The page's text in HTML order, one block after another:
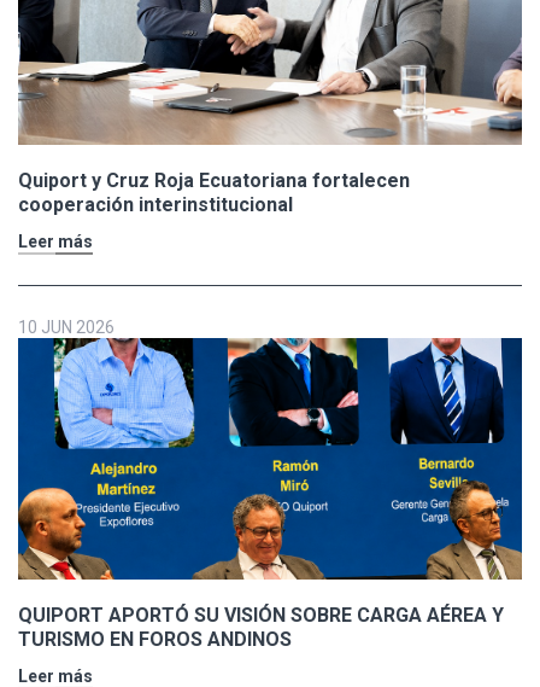
Quiport y Cruz Roja Ecuatoriana fortalecen
cooperación interinstitucional
Leer más
10 JUN 2026
QUIPORT APORTÓ SU VISIÓN SOBRE CARGA AÉREA Y
TURISMO EN FOROS ANDINOS
Leer más